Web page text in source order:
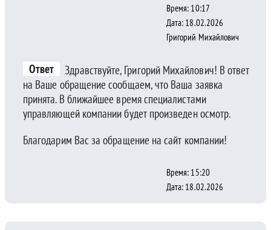
Время: 10:17
Дата: 18.02.2026
Григорий Михайлович
Ответ
Здравствуйте, Григорий Михайлович! В ответ
на Ваше обращение сообщаем, что Ваша заявка
принята. В ближайшее время специалистами
управляющей компании будет произведен осмотр.
Благодарим Вас за обращение на сайт компании!
Время: 15:20
Дата: 18.02.2026